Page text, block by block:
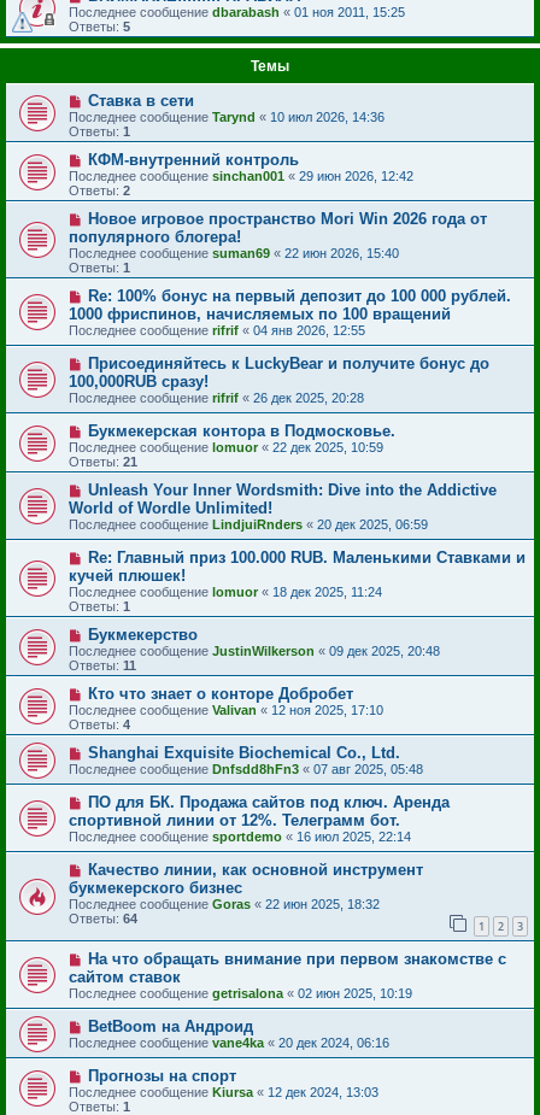
Последнее сообщение dbarabash « 01 ноя 2011, 15:25
Ответы: 5
Темы
Ставка в сети
Последнее сообщение Tarynd « 10 июл 2026, 14:36
Ответы: 1
КФМ-внутренний контроль
Последнее сообщение sinchan001 « 29 июн 2026, 12:42
Ответы: 2
Новое игровое пространство Mori Win 2026 года от
популярного блогера!
Последнее сообщение suman69 « 22 июн 2026, 15:40
Ответы: 1
Re: 100% бонус на первый депозит до 100 000 рублей.
1000 фриспинов, начисляемых по 100 вращений
Последнее сообщение rifrif « 04 янв 2026, 12:55
Присоединяйтесь к LuckyBear и получите бонус до
100,000RUB сразу!
Последнее сообщение rifrif « 26 дек 2025, 20:28
Букмекерская контора в Подмосковье.
Последнее сообщение lomuor« 22 дек 2025, 10:59
Ответы: 21
Unleash Your Inner Wordsmith: Dive into the Addictive
World of Wordle Unlimited!
Последнее сообщение LindjuiRnders « 20 дек 2025, 06:59
Re: Главный приз 100.000 RUB. Маленькими Ставками и
кучей плюшек!
Последнее сообщение lomuor« 18 дек 2025, 11:24
Ответы: 1
Букмекерство
Последнее сообщение JustinWilkerson « 09 дек 2025, 20:48
Ответы: 11
Кто что знает о конторе Добробет
Последнее сообщение Valivan « 12 ноя 2025, 17:10
Ответы: 4
Shanghai Exquisite Biochemical Co., Ltd.
Последнее сообщение Dnfsdd8hFn3 « 07 авг 2025, 05:48
ПО для БК. Продажа сайтов под ключ. Аренда
спортивной линии от 12%. Телеграмм бот.
Последнее сообщение sportdemo « 16 июл 2025, 22:14
Качество линии, как основной инструмент
букмекерского бизнес
Последнее сообщение Goras « 22 июн 2025, 18:32
Ответы: 64 1 2 3
На что обращать внимание при первом знакомстве с
сайтом ставок
Последнее сообщение getrisalona « 02 июн 2025, 10:19
BetBoom на Андроид
Последнее сообщение vane4ka « 20 дек 2024, 06:16
Прогнозы на спорт
Последнее сообщение Kiursa « 12 дек 2024, 13:03
Ответы: 1